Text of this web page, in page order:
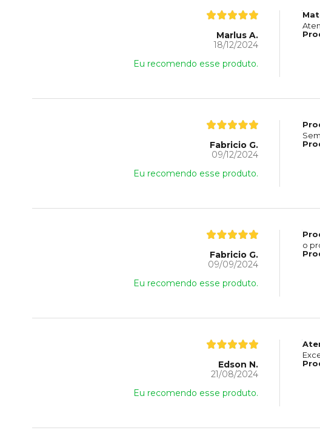
Marlus A.
18/12/2024
Eu recomendo esse produto.
Fabricio G.
09/12/2024
Eu recomendo esse produto.
Fabricio G.
09/09/2024
Eu recomendo esse produto.
o
Edson N.
21/08/2024
Eu recomendo esse produto.